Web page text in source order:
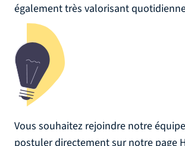
également très valorisant
Vous souhaitez rejoindre notre
postuler directement sur notre page